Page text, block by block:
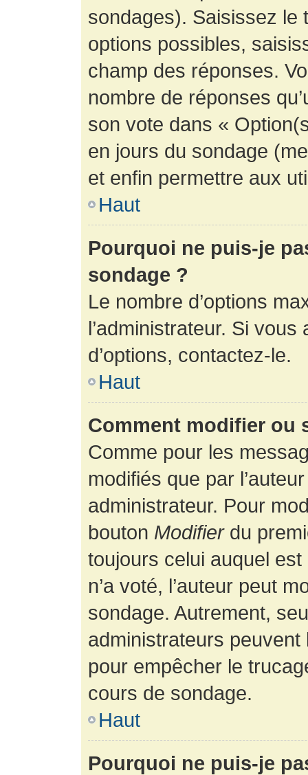
sondages). Saisissez le
options possibles,
champ des réponses.
nombre de réponses
son vote dans «
en jours du sondage
et enfin permettre aux
Haut
Pourquoi ne puis-je
sondage ?
Le nombre d’options
l’administrateur. Si
d’options, contactez-le.
Haut
Comment modifier ou
Comme pour les
modifiés que par
administrateur. Pour
bouton Modifierdu
toujours celui auquel
n’a voté, l’auteur peut
sondage. Autrement,
administrateurs
pour empêcher le
cours de sondage.
Haut
Pourquoi ne puis-je